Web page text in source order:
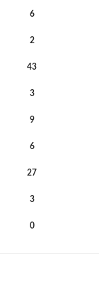
6
2
43
3
9
6
27
3
0